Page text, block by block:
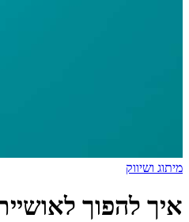
מיתוג ושיווק
איך להפוך